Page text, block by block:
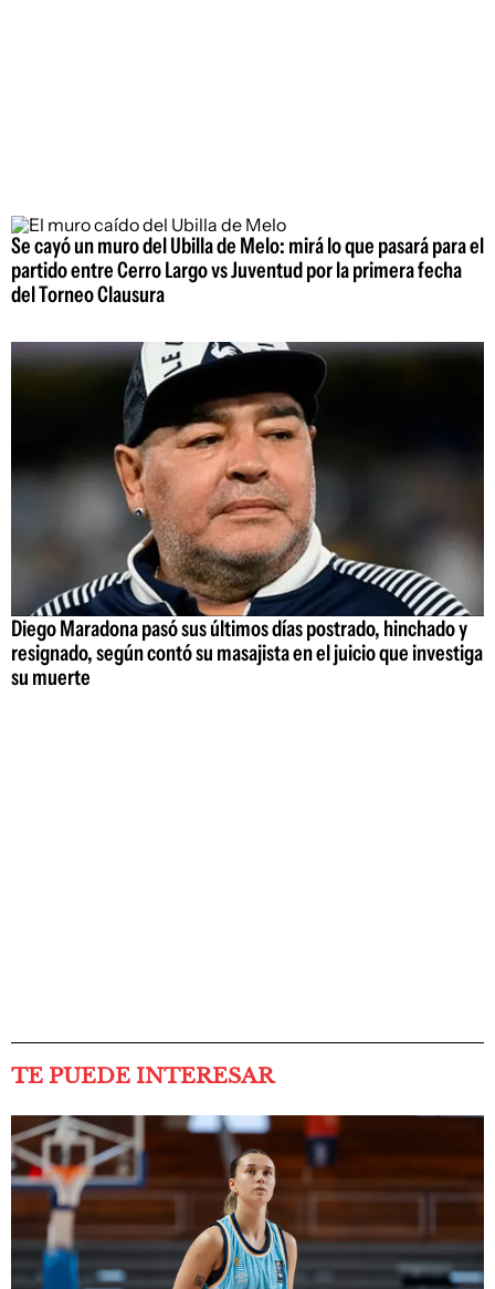
Se cayó un muro del Ubilla de Melo: mirá lo que pasará para el
partido entre Cerro Largo vs Juventud por la primera fecha
del Torneo Clausura
Diego Maradona pasó sus últimos días postrado, hinchado y
resignado, según contó su masajista en el juicio que investiga
su muerte
TE PUEDE INTERESAR